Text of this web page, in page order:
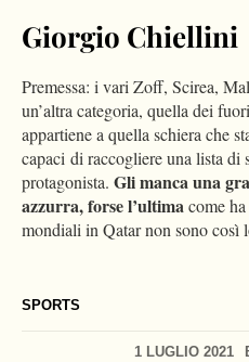
SPORTS
1 LUGLIO 2021
Giorgio Chiellini
Premessa: i vari Zoff, Scirea,
un’altra categoria, quella dei
appartiene a quella schiera che
capaci di raccogliere una lista di
protagonista. Gli manca una
azzurra, forse l’ultimacome
mondiali in Qatar non sono così